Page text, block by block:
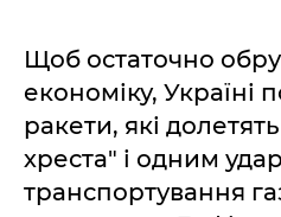
Щоб остаточно
економіку, Україні
ракети, які
хреста" і одним
транспортування